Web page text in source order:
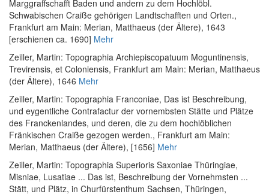
Marggraffschafft Baden und andern zu dem Hochlöbl.
Schwabischen Craiße gehörigen Landtschafften und Orten.,
Frankfurt am Main: Merian, Matthaeus (der Ältere), 1643
[erschienen ca. 1690] Mehr
Zeiller, Martin: Topographia Archiepiscopatuum Moguntinensis,
Trevirensis, et Coloniensis, Frankfurt am Main: Merian, Matthaeus
(der Ältere), 1646 Mehr
Zeiller, Martin: Topographia Franconiae, Das ist Beschreibung,
und eygentliche Contrafactur der vornembsten Stätte und Plätze
des Franckenlandes, und deren, die zu dem hochlöblichen
Fränkischen Craiße gezogen werden., Frankfurt am Main:
Merian, Matthaeus (der Ältere), [1656] Mehr
Zeiller, Martin: Topographia Superioris Saxoniae Thüringiae,
Misniae, Lusatiae ... Das ist, Beschreibung der Vornehmsten ...
Stätt, und Plätz, in Churfürstenthum Sachsen, Thüringen,